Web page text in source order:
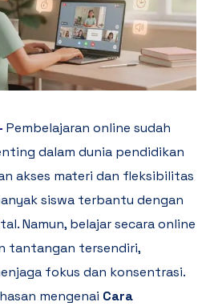
Pembelajaran online sudah
dalam dunia pendidikan
akses materi dan fleksibilitas
siswa terbantu dengan
Namun, belajar secara online
tantangan tersendiri,
fokus dan konsentrasi.
mengenai Cara